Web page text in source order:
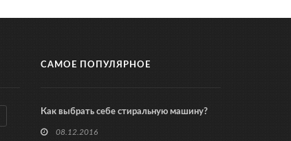
САМОЕ ПОПУЛЯРНОЕ
Как выбрать себе стиральную машину?
08.12.2016